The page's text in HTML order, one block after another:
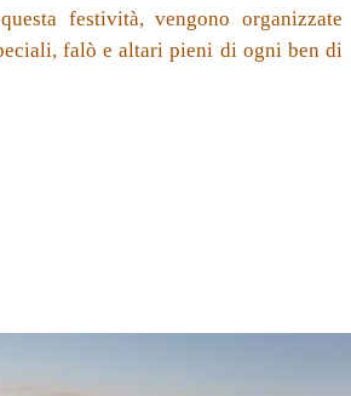
festività, vengono organizzate
falò e altari pieni di ogni ben di